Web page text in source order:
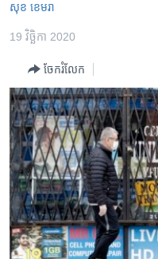
ទំព័រ​
ម្តង
រំលង​
និង​
ចូល​
ទៅ​
ទំព័រ​
រចនា
សម្ព័ន្ធ​
រំលង​
ហេឡូវីអូអេ
កម្ពុជាច្នៃប្រតិដ្ឋ
ព្រឹត្តិការណ៍ព័ត៌មាន
ទូរទស្សន៍ / វីដេអូ​
វិទ្យុ / ផតខាសថ៍
កម្មវិធីទាំងអស់
Khmer English
សុខ ខេមរា
19 វិច្ឆិកា 2020
ចែករំលែក